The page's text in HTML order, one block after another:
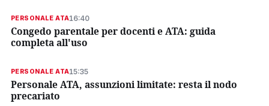
PERSONALE ATA16:40
Congedo parentale per docenti e ATA: guida
completa all'uso
PERSONALE ATA15:35
Personale ATA, assunzioni limitate: resta il nodo
precariato